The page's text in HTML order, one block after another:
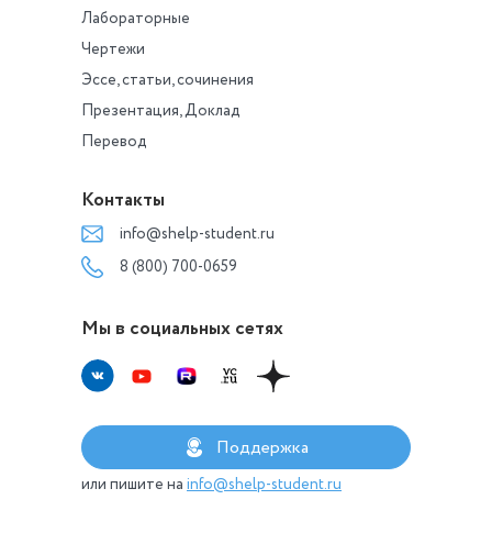
Лабораторные
Чертежи
Эссе, статьи, сочинения
Презентация, Доклад
Перевод
Контакты
info@shelp-student.ru
8 (800) 700-0659
Мы в социальных сетях
Поддержка
или пишите на info@shelp-student.ru